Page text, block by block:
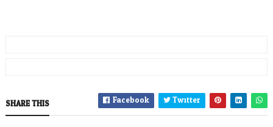
SHARE THIS Facebook Twitter